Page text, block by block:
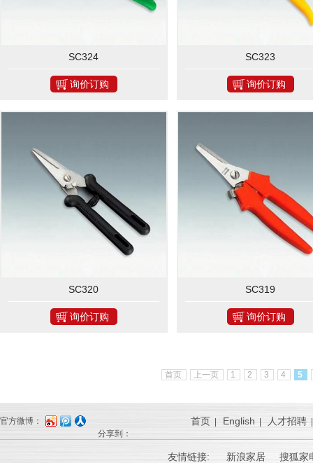
SC324
询价订购
SC323
询价订购
SC320
询价订购
SC319
询价订购
首页 上一页 1 2 3 4 5
官方微博：
分享到：
首页 English 人才招聘
友情链接: 新浪家居 搜狐家